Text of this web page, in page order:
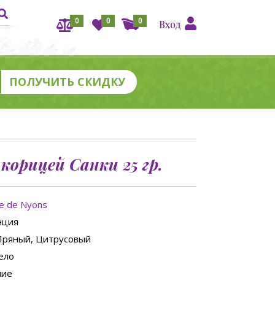
Вход
0
0
0
Санки 25 гр.
de Nyons
Цитрусовый